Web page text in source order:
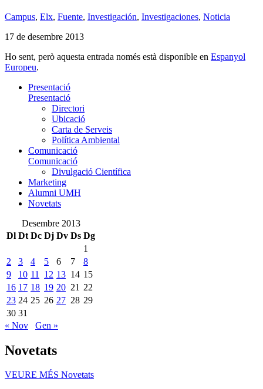
Campus, Elx, Fuente, Investigación, Investigaciones, Noticia
17 de desembre 2013
Ho sent, però aquesta entrada només està disponible en Espanyol
Europeu.
Presentació
Presentació
Directori
Ubicació
Carta de Serveis
Política Ambiental
Comunicació
Comunicació
Divulgació Científica
Marketing
Alumni UMH
Novetats
Desembre 2013
Dl Dt Dc Dj Dv Ds Dg
1
2
3 4 5 6 7
8
9
10 11 12 13 14 15
16 17 18 19 20 21 22
23 24 25 26 27 28 29
30 31
« Nov
Gen »
Novetats
VEURE MÉS Novetats